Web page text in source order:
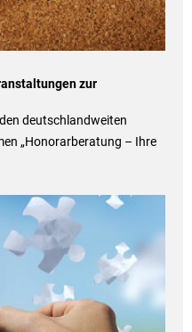
zur
deutschlandweiten
„Honorarberatung – Ihre